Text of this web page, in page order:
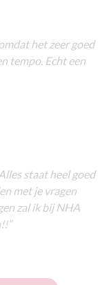
het zeer goed
tempo. Echt een
staat heel goed
met je vragen
zal ik bij NHA